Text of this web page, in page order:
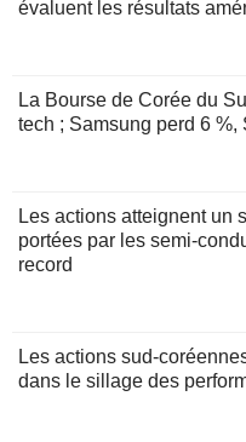
évaluent les résultats
La Bourse de Corée du
tech ; Samsung perd 6 %,
Les actions atteignent un
portées par les semi-
record
Les actions sud-
dans le sillage des